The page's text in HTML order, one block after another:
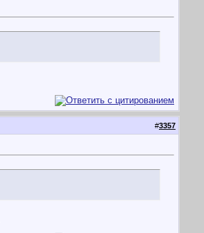
#3357